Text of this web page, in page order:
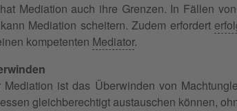
Mediation auch ihre Grenzen. In Fällen
Mediation scheitern. Zudem erfordert
kompetenten Mediator.
ist das Überwinden von
gleichberechtigt austauschen können,